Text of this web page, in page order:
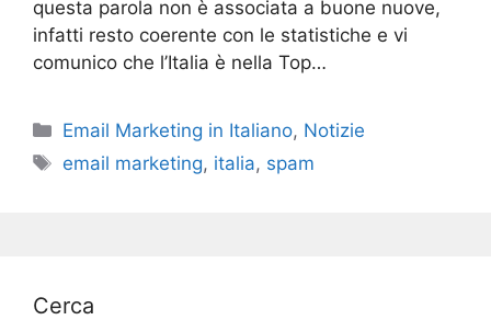
questa parola non è associata a buone nuove,
infatti resto coerente con le statistiche e vi
comunico che l’Italia è nella Top…
Categories
Email Marketing in Italiano, Notizie
Tags
email marketing, italia, spam
Cerca